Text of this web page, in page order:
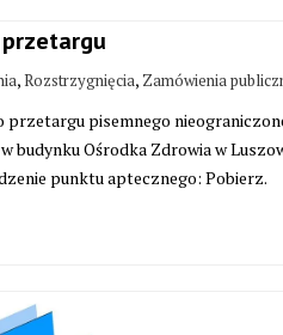
,Rozstrzygnięcia, Zamówienia
przetargu pisemnego
budynku Ośrodka Zdrowia w
punktu aptecznego: Pobierz.